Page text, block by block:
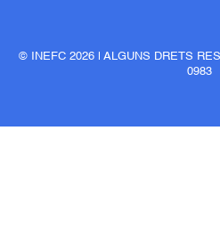
© INEFC 2026 | ALGUNS DRETS
0983